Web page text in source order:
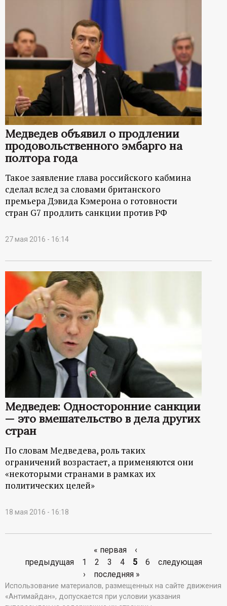
Медведев объявил о продлении
продовольственного эмбарго на
полтора года
Такое заявление глава российского кабмина
сделал вслед за словами британского
премьера Дэвида Кэмерона о готовности
стран G7 продлить санкции против РФ
27 мая 2016 - 16:14
Медведев: Односторонние санкции
— это вмешательство в дела других
стран
По словам Медведева, роль таких
ограничений возрастает, а применяются они
«некоторыми странами в рамках их
политических целей»
18 мая 2016 - 16:18
т
р
« первая
‹
предыдущая
1 2 3 4 5 6
следующая
›
последняя »
Использование материалов, размещенных на сайте движения
«Антимайдан», допускается при условии указания